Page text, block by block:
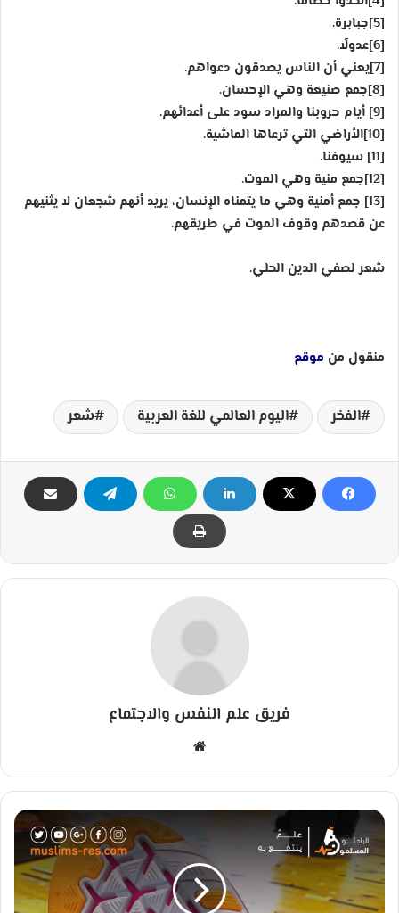
[5]جبابرة.
[6]عدولًا.
[7]يعني أن الناس يصدقون دعواهم.
[8]جمع صنيعة وهي الإحسان.
[9] أيام حروبنا والمراد سود على أعدائهم.
[10]الأراضي التي ترعاها الماشية.
[11] سيوفنا.
[12]جمع منية وهي الموت.
[13] جمع أمنية وهي ما يتمناه الإنسان، يريد أنهم شجعان لا يثنيهم
عن قصدهم وقوف الموت في طريقهم.
شعر لصفي الدين الحلي.
منقول من موقع
الفخر اليوم العالمي للغة العربية شعر
فريق علم النفس والاجتماع
الوي
ب
ا
ل
م
و